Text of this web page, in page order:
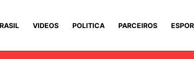
VIDEOS POLITICA PARCEIROS